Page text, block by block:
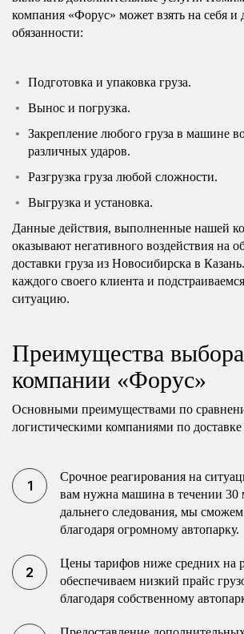
компания «Форус» может взять на себя и
обязанности:
Подготовка и упаковка груза.
Вынос и погрузка.
Закрепление любого груза в машине
различных ударов.
Разгрузка груза любой сложности.
Выгрузка и установка.
Данные действия, выполненные нашей
оказывают негативного воздействия на
доставки груза из Новосибирска в
каждого своего клиента и
ситуацию.
Преимущества выбора
компании «Форус»
Основными преимуществами по
логистическими компаниями по доставке
Срочное реагирования на
вам нужна машина в течении 30
дальнего следования, мы сможем
благодаря огромному автопарку.
Цены тарифов ниже средних
обеспечиваем низкий прайс
благодаря собственному